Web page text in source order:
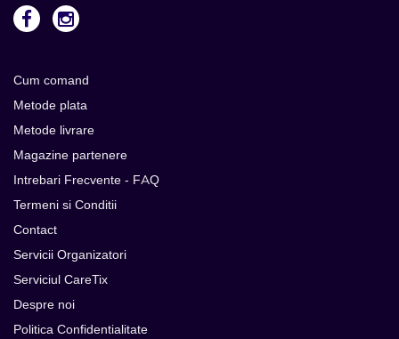
Cum comand
Metode plata
Metode livrare
Magazine partenere
Intrebari Frecvente - FAQ
Termeni si Conditii
Contact
Servicii Organizatori
Serviciul CareTix
Despre noi
Politica Confidentialitate